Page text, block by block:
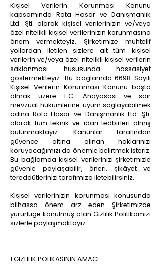
Kişisel Verilerin Korunması Kanunu
kapsamında Rota Hasar ve Danışmanlık
Ltd. Şti. olarak kişisel verilerinizin ve/veya
özel nitelikli kişisel verilerinizin korunmasına
önem vermekteyiz. Şirketimize muhtelif
yollardan iletilen sizlere ait tüm kişisel
verilerin ve/veya özel nitelikli kişisel verilerin
saklanması hususunda hassasiyet
göstermekteyiz. Bu bağlamda 6698 Sayılı
Kişisel Verilerin Korunması Kanunu başta
olmak üzere T.C. Anayasası ve sair
mevzuat hükümlerine uyum sağlayabilmek
adına Rota Hasar ve Danışmanlık Ltd. Şti.
olarak tüm teknik ve idari tedbirleri almış
bulunmaktayız. Kanunlar tarafından
güvence altına alınan haklarınızı
koruyacağımızı da önemle belirtmek isteriz.
Bu bağlamda kişisel verilerinizi şirketimizle
güvenle paylaşabilir, öneri, şikâyet ve
tereddütlerinizi tarafımıza iletebilirsiniz.
Kişisel verilerinizin korunması konusunda
bilhassa önem arz eden Şirketimizde
yürürlüğe konulmuş olan Gizlilik Politikamızı
sizlerle paylaşmaktayız.
1.GİZLİLİK POLİKASININ AMACI